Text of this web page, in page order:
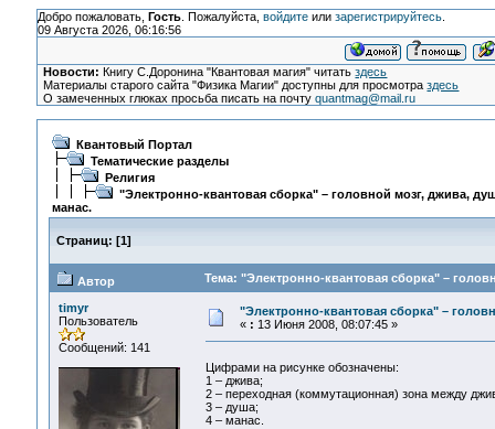
Добро пожаловать, Гость. Пожалуйста, войдитеили зарегистрируйтесь.
09 Августа 2026, 06:16:56
Новости: Книгу С.Доронина "Квантовая магия" читатьздесь
Материалы старого сайта "Физика Магии" доступны для просмотраздесь
О замеченных глюках просьба писать на почтуquantmag@mail.ru
Квантовый Портал
Тематические разделы
Религия
"Электронно-квантовая сборка" – головной мозг, джива,
манас.
Страниц: [1]
Автор Тема: "Электронно-квантовая сборка" –
timyr
Пользователь
Сообщений: 141
"Электронно-квантовая сборка" –
« : 13 Июня 2008, 08:07:45 »
Цифрами на рисунке обозначены:
1 – джива;
2 – переходная (коммутационная) зона между
3 – душа;
4 – манас.